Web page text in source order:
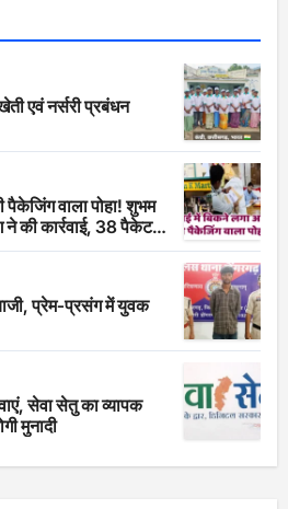
एवं नर्सरी प्रबंधन
वाला पोहा! शुभम
ने की कार्रवाई, 38 पैकेट
प्रेम-प्रसंग में युवक
सेवा सेतु का व्यापक
मुनादी